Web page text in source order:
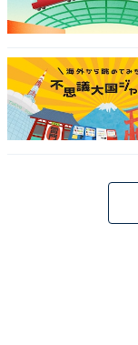
こちらもおすすめ
高
「
査